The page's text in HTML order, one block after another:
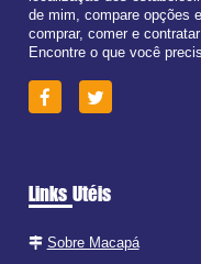
de mim, compare opções
comprar, comer e
Encontre o que você
Links Utéis
Sobre Macapá